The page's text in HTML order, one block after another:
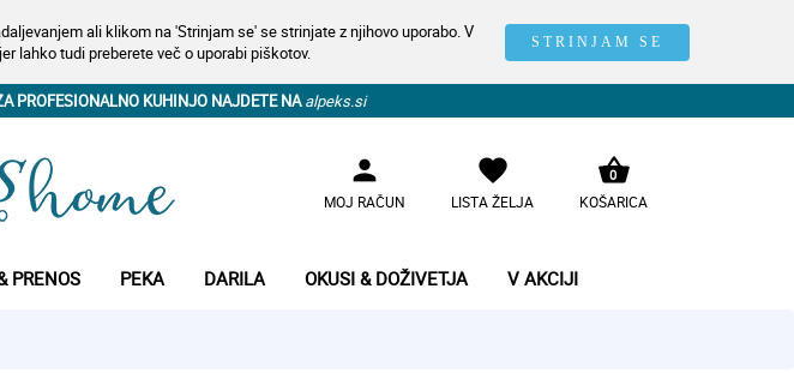
ali klikom na 'Strinjam se' se strinjate z njihovo uporabo. V
lahko tudi preberete več o uporabi piškotov. STRINJAM SE
PROFESIONALNO KUHINJO NAJDETE NA alpeks.si
person
MOJ RAČUN
favorite
LISTA ŽELJA
shopping_basket
KOŠARICA
0
PRENOS PEKA DARILA OKUSI & DOŽIVETJA V AKCIJI